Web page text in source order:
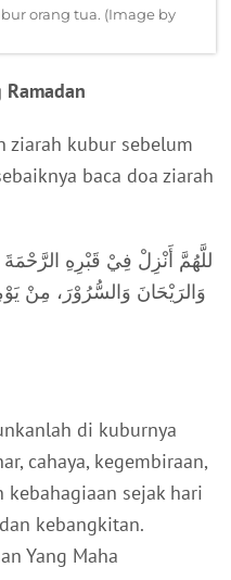
orang tua. (Image by
ziarah kubur sebelum
baca doa ziarah
للَّهُمَّ أَنْزِلْ فِيْ قَبْرِهِ الرَّحْمَةَ
وَالرَيْحَانَ وَالسُّرُوْرَ، مِنْ
di kuburnya
cahaya, kegembiraan,
kebahagiaan sejak hari
kebangkitan.
Yang Maha